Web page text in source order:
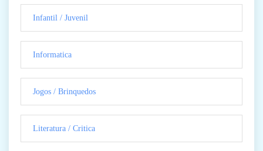
Infantil / Juvenil
Informatica
Jogos / Brinquedos
Literatura / Critica